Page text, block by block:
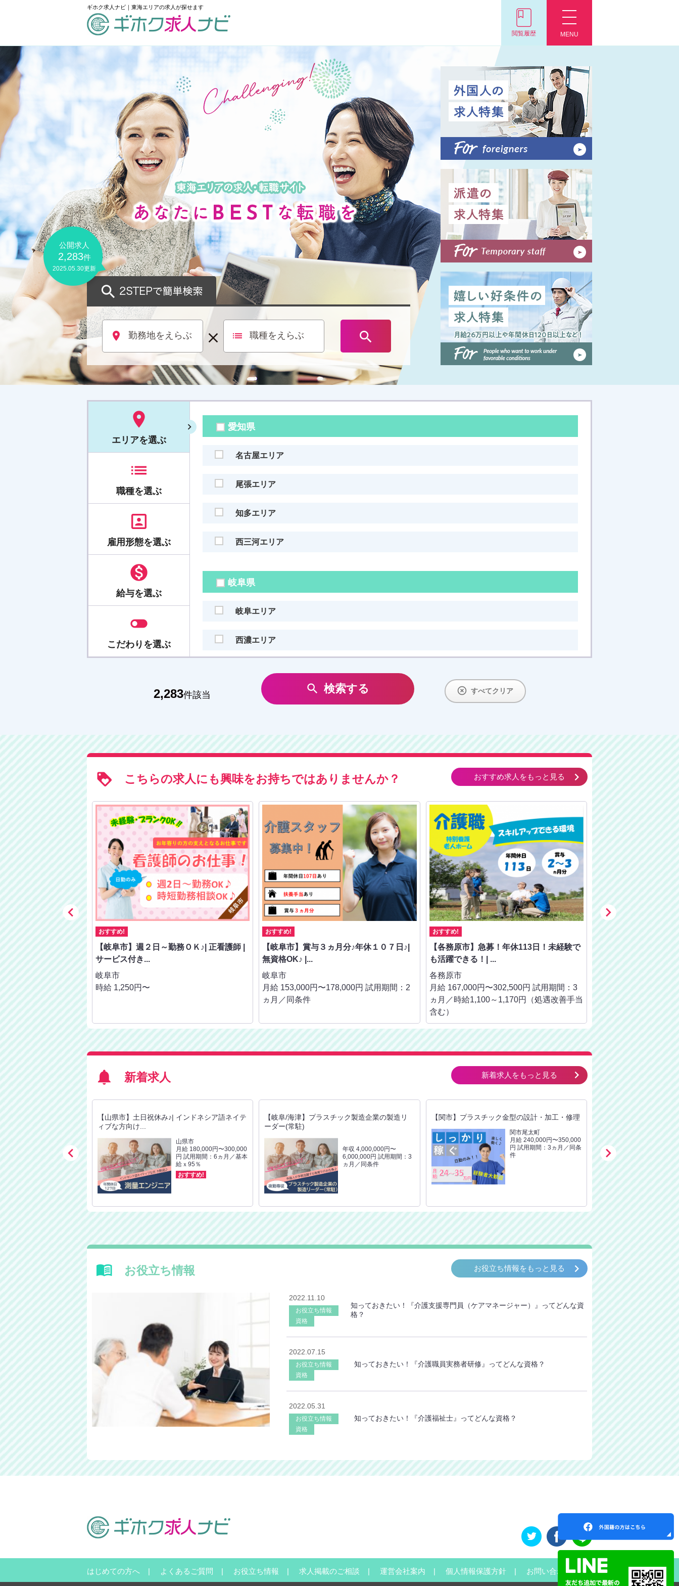
ギホク求人ナビ｜東海エリアの求人が探せます
MENU
閲覧履歴
公開求人
2,283件
2025.05.30更新
place 勤務地をえらぶ  list 職種をえらぶ 

エリアを選ぶ
list
職種を選ぶ
portrait
雇用形態を選ぶ

給与を選ぶ
toggle_off
こだわり を選ぶ
愛知県
名古屋エリア
尾張エリア
知多エリア
⻄三河エリア
岐阜県
岐阜エリア
西濃エリア
中濃エリア
その他エリア
2,283件該当  検索する  すべてクリア
こちらの求人にも興味をお持ちではありませんか？ おすすめ求人をもっと見る keyboard_arrow_right
賞与年2回♪早出遅番
試用期間：1ヵ月／
おすすめ!
【岐阜市】週２日～勤務ＯＫ♪| 正看護師 |
サービス付き...
岐阜市
時給 1,250円〜
おすすめ!
【岐阜市】賞与３ヵ月分♪年休１０７日♪|
無資格OK♪ |...
岐阜市
月給 153,000円〜178,000円 試用期間：2
ヵ月／同条件
おすすめ!
【各務原市】急募！年休113日！未経験で
も活躍できる！| ...
各務原市
月給 167,000円〜302,500円 試用期間：3
ヵ月／時給1,100～1,170円（処遇改善手当
含む）
おすすめ!
【羽島郡】福祉経験
♪| 生活相談員(介...
羽島郡笠松町
月給 230,000円〜
ヵ月／基本給のみ（
定あり）


新着求人 新着求人をもっと見る keyboard_arrow_right
なくても大丈夫♪| 保育
岐阜市
月給 200,200円〜210,400
円
おすすめ!
【山県市】土日祝休み♪| インドネシア語ネイテ
ィブな方向け...
山県市
月給 180,000円〜300,000
円 試用期間：6ヵ月／基本
給ｘ95％
おすすめ!
【岐阜/海津】プラスチック製造企業の製造リ
ーダー(常駐)
年収 4,000,000円〜
6,000,000円 試用期間：3
ヵ月／同条件
【関市】プラスチック金型の設計・加工・修理
関市尾太町
月給 240,000円〜350,000
円 試用期間：3ヵ月／同条
件
【岐阜市】急募！経験は
士 | こど...


お役立ち情報 お役立ち情報をもっと見る keyboard_arrow_right
2022.11.10
お役立ち情報
資格
知っておきたい！『介護支援専門員（ケアマネージャー）』ってどんな資
格？
2022.07.15
お役立ち情報
資格
知っておきたい！『介護職員実務者研修』ってどんな資格？
2022.05.31
お役立ち情報
資格
知っておきたい！『介護福祉士』ってどんな資格？
はじめての方へ よくあるご質問 お役立ち情報 求人掲載のご相談 運営会社案内 個人情報保護方針 お問い合わせ